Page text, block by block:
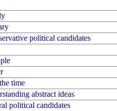
political candidates
time
abstract ideas
political candidates